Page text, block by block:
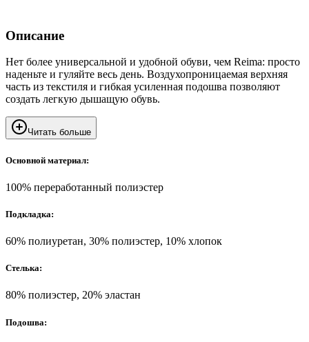
Описание
Нет более универсальной и удобной обуви, чем Reima: просто
наденьте и гуляйте весь день. Воздухопроницаемая верхняя
часть из текстиля и гибкая усиленная подошва позволяют
создать легкую дышащую обувь.
Читать больше
Основной материал:
100% переработанный полиэстер
Подкладка:
60% полиуретан, 30% полиэстер, 10% хлопок
Стелька:
80% полиэстер, 20% эластан
Подошва: